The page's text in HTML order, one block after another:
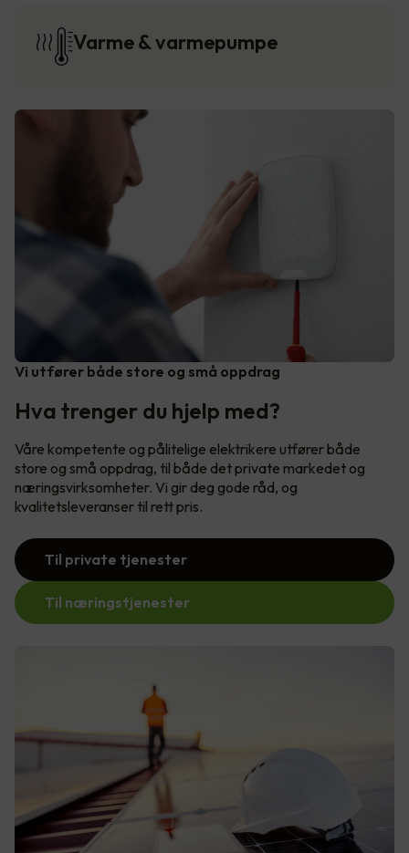
Varme & varmepumpe
Vi utfører både store og små oppdrag
Hva trenger du hjelp med?
Våre kompetente og pålitelige elektrikere utfører både
store og små oppdrag, til både det private markedet og
næringsvirksomheter. Vi gir deg gode råd, og
kvalitetsleveranser til rett pris.
Til private tjenester
Til næringstjenester